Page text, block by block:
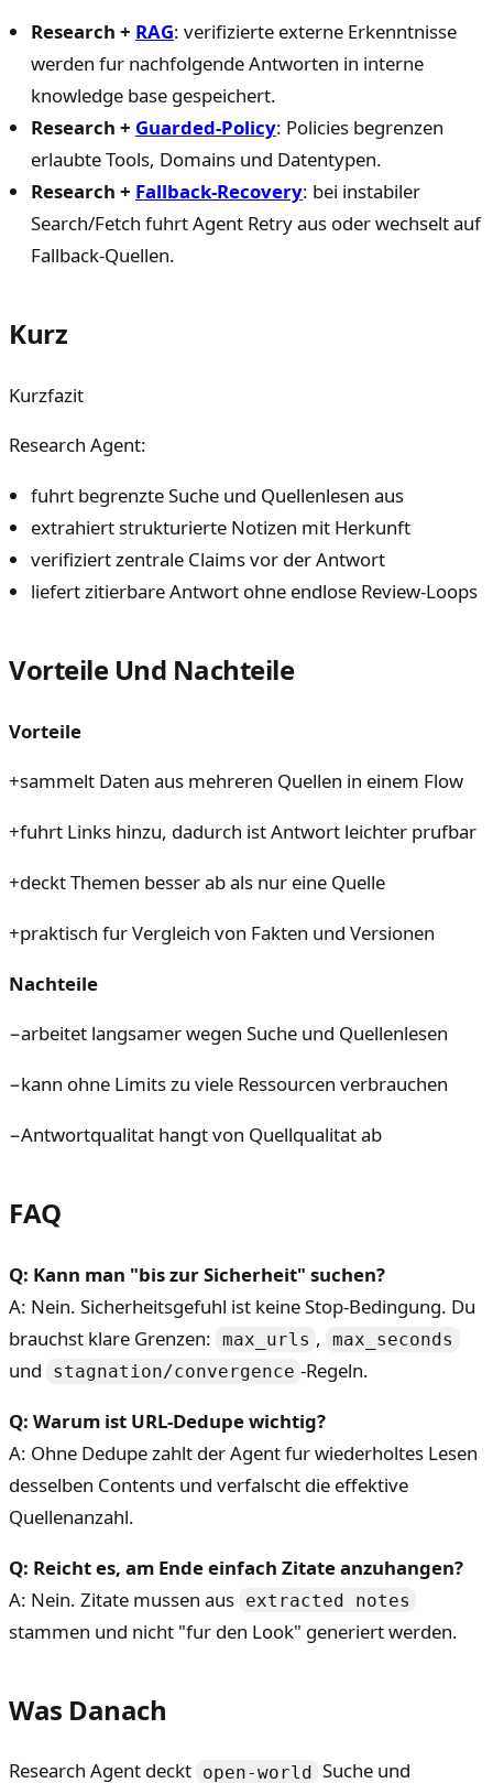
Research + RAG: verifizierte externe Erkenntnisse
werden fur nachfolgende Antworten in interne
knowledge base gespeichert.
Research + Guarded-Policy: Policies begrenzen
erlaubte Tools, Domains und Datentypen.
Research + Fallback-Recovery: bei instabiler
Search/Fetch fuhrt Agent Retry aus oder wechselt auf
Fallback-Quellen.
Kurz
Kurzfazit
Research Agent:
fuhrt begrenzte Suche und Quellenlesen aus
extrahiert strukturierte Notizen mit Herkunft
verifiziert zentrale Claims vor der Antwort
liefert zitierbare Antwort ohne endlose Review-Loops
Vorteile Und Nachteile
Vorteile
+sammelt Daten aus mehreren Quellen in einem Flow
+fuhrt Links hinzu, dadurch ist Antwort leichter prufbar
+deckt Themen besser ab als nur eine Quelle
+praktisch fur Vergleich von Fakten und Versionen
Nachteile
−arbeitet langsamer wegen Suche und Quellenlesen
−kann ohne Limits zu viele Ressourcen verbrauchen
−Antwortqualitat hangt von Quellqualitat ab
FAQ
Q: Kann man "bis zur Sicherheit" suchen?
A: Nein. Sicherheitsgefuhl ist keine Stop-Bedingung. Du
brauchst klare Grenzen: max_urls , max_seconds
und stagnation/convergence -Regeln.
Q: Warum ist URL-Dedupe wichtig?
A: Ohne Dedupe zahlt der Agent fur wiederholtes Lesen
desselben Contents und verfalscht die effektive
Quellenanzahl.
Q: Reicht es, am Ende einfach Zitate anzuhangen?
A: Nein. Zitate mussen aus extracted notes
stammen und nicht "fur den Look" generiert werden.
Was Danach
Research Agent deckt open-world Suche und